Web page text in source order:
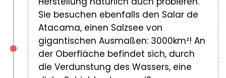
Sie besuchen ebenfalls den Salar de
Atacama, einen Salzsee von
gigantischen Ausmaßen: 3000km²! An
der Oberfläche befindet sich, durch
die Verdunstung des Wassers, eine